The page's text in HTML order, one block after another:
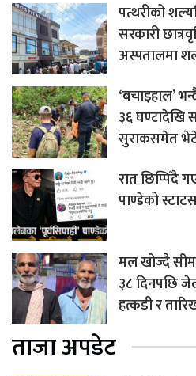
पत्थरीको
सरकारी
अस्पतालमा
‘बचाइहाल’
३६ घण्टादेखि
सुराकसमेत
रात छिप्पिँदै
पाण्डेको
मल खोज्दै
३८ दिनपछि
हत्कडी र
ताजा अपडेट